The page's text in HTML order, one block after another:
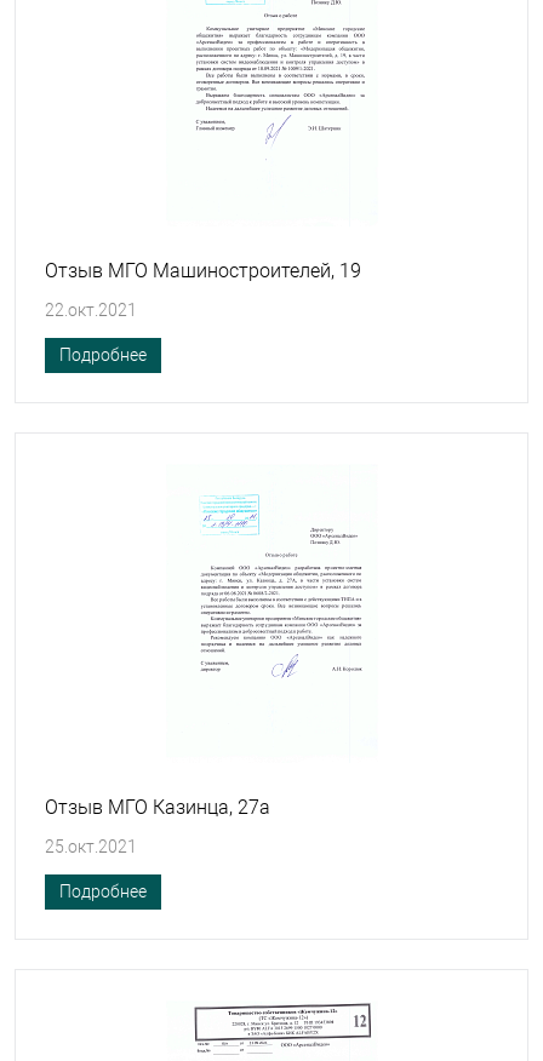
Отзыв МГО Машиностроителей, 19
22.окт.2021
Подробнее
Отзыв МГО Казинца, 27а
25.окт.2021
Подробнее